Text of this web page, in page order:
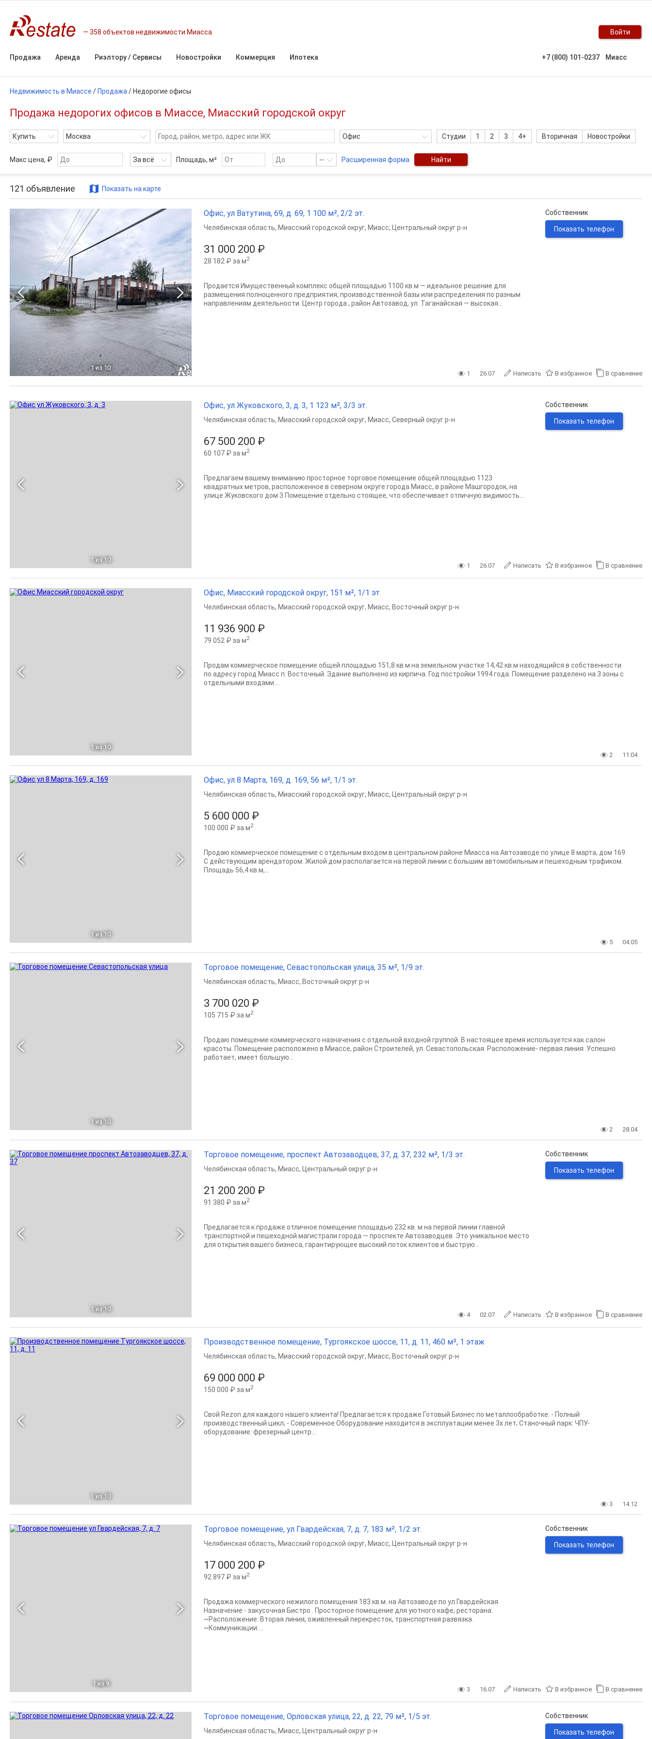
358 объектов недвижимости Миасса Войти
Продажа Аренда Риэлтору / Сервисы Новостройки Коммерция Ипотека +7 (800) 101-0237 Миасс
Недвижимость в Миассе / Продажа / Недорогие офисы
Продажа недорогих офисов в Миассе, Миасский городской округ
Купить Москва Офис Студии 1 2 3 4+ Вторичная Новостройки
Макс цена, ₽ За всё Площадь, м² -- Расширенная форма Найти
121 объявление Показать на карте
1 из 10
Офис, ул Ватутина, 69, д. 69, 1 100 м², 2/2 эт.
31 000 200 ₽
28 182 ₽ за м2
Челябинская область, Миасский городской округ, Миасс, Центральный округ р-н
Продается Имущественный комплекс общей площадью 1100 кв.м — идеальное решение для
размещения полноценного предприятия, производственной базы или распределения по разным
направлениям деятельности. Центр города , район Автозавод, ул. Таганайская — высокая...
Собственник
Показать телефон
1 26.07 Написать В избранное В сравнение
1 из 10
Офис, ул Жуковского, 3, д. 3, 1 123 м², 3/3 эт.
67 500 200 ₽
60 107 ₽ за м2
Челябинская область, Миасский городской округ, Миасс, Северный округ р-н
Предлагаем вашему вниманию просторное торговое помещение общей площадью 1123
квадратных метров, расположенное в северном округе города Миасс, в районе Машгородок, на
улице Жуковского дом 3 Помещение отдельно стоящее, что обеспечивает отличную видимость...
Собственник
Показать телефон
1 26.07 Написать В избранное В сравнение
1 из 10
Офис, Миасский городской округ, 151 м², 1/1 эт.
11 936 900 ₽
79 052 ₽ за м2
Челябинская область, Миасский городской округ, Миасс, Восточный округ р-н
Продам коммерческое помещение общей площадью 151,8 кв.м на земельном участке 14,42 кв.м находящийся в собственности
по адресу город Миасс п. Восточный. Здание выполнено из кирпича. Год постройки 1994 года. Помещение разделено на 3 зоны с
отдельными входами....
2 11.04
1 из 10
Офис, ул 8 Марта, 169, д. 169, 56 м², 1/1 эт.
5 600 000 ₽
100 000 ₽ за м2
Челябинская область, Миасский городской округ, Миасс, Центральный округ р-н
Продаю коммерческое помещение с отдельным входом в центральном районе Миасса на Автозаводе по улице 8 марта, дом 169.
С действующим арендатором. Жилой дом располагается на первой линии с большим автомобильным и пешеходным трафиком.
Площадь 56,4 кв.м,...
5 04.05
1 из 10
Торговое помещение, Севастопольская улица, 35 м², 1/9 эт.
3 700 020 ₽
105 715 ₽ за м2
Челябинская область, Миасс, Восточный округ р-н
Продаю помещение коммерческого назначения с отдельной входной группой. В настоящее время используется как салон
красоты. Помещение расположено в Миассе, район Строителей, ул. Севастопольская. Расположение- первая линия .Успешно
работает, имеет большую...
2 28.04
1 из 10
Торговое помещение, проспект Автозаводцев, 37, д. 37, 232 м², 1/3 эт.
21 200 200 ₽
91 380 ₽ за м2
Челябинская область, Миасс, Центральный округ р-н
Предлагается к продаже отличное помещение площадью 232 кв. м на первой линии главной
транспортной и пешеходной магистрали города — проспекте Автозаводцев. Это уникальное место
для открытия вашего бизнеса, гарантирующее высокий поток клиентов и быструю...
Собственник
Показать телефон
4 02.07 Написать В избранное В сравнение
1 из 10
Производственное помещение, Тургоякское шоссе, 11, д. 11, 460 м², 1 этаж
69 000 000 ₽
150 000 ₽ за м2
Челябинская область, Миасский городской округ, Миасс, Восточный округ р-н
Свой Rezon для каждого нашего клиента! Предлагается к продаже Готовый Бизнес по металлообработке: - Полный
производственный цикл; - Современное Оборудование находится в эксплуатации менее 3х лет; Станочный парк: ЧПУ-
оборудование: фрезерный центр...
3 14.12
1 из 9
Торговое помещение, ул Гвардейская, 7, д. 7, 183 м², 1/2 эт.
17 000 200 ₽
92 897 ₽ за м2
Челябинская область, Миасский городской округ, Миасс, Центральный округ р-н
Продажа коммерческого нежилого помещения 183 кв.м. на Автозаводе по ул.Гвардейская.
Назначение - закусочная Бистро . Просторное помещение для уютного кафе, ресторана.
~Расположение: Вторая линия, оживленный перекресток, транспортная развязка.
~Коммуникации:...
Собственник
Показать телефон
3 16.07 Написать В избранное В сравнение
Торговое помещение, Орловская улица, 22, д. 22, 79 м², 1/5 эт.
Челябинская область, Миасс, Центральный округ р-н
Собственник
Показать телефон